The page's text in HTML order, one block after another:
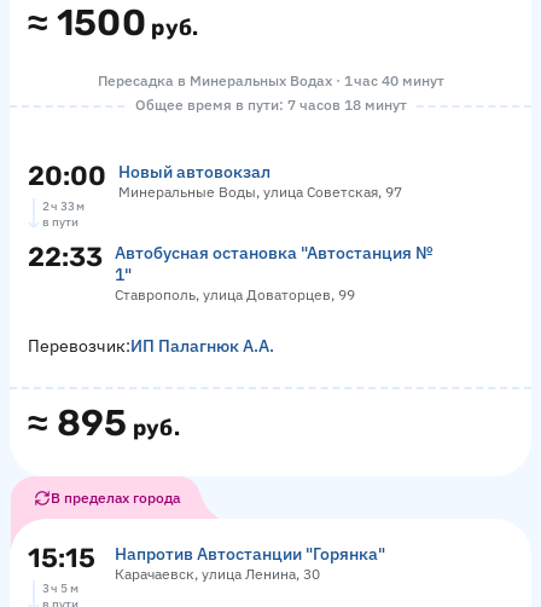
≈ 1500 руб.
Пересадка в Минеральных Водах · 1 час 40 минут
Общее время в пути: 7 часов 18 минут
20:00 Новый автовокзал
Минеральные Воды, улица Советская, 97
2 ч 33 м
в пути
22:33 Автобусная остановка "Автостанция №
1"
Ставрополь, улица Доваторцев, 99
≈ 895 руб.
Перевозчик:ИП Палагнюк А.А.
В пределах города
15:15 Напротив Автостанции "Горянка"
Карачаевск, улица Ленина, 30
3 ч 5 м